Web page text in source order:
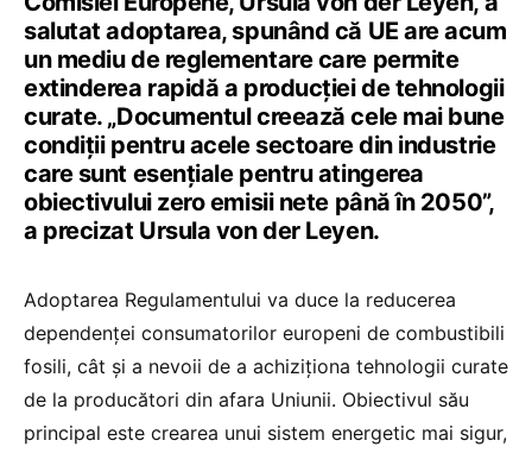
salutat adoptarea, spunând că UE are acum
un mediu de reglementare care permite
extinderea rapidă a producției de tehnologii
curate. „Documentul creează cele mai bune
condiții pentru acele sectoare din industrie
care sunt esențiale pentru atingerea
obiectivului zero emisii nete până în 2050”,
a precizat Ursula von der Leyen.
Adoptarea Regulamentului va duce la reducerea
dependenței consumatorilor europeni de combustibili
fosili, cât și a nevoii de a achiziționa tehnologii curate
de la producători din afara Uniunii. Obiectivul său
principal este crearea unui sistem energetic mai sigur,